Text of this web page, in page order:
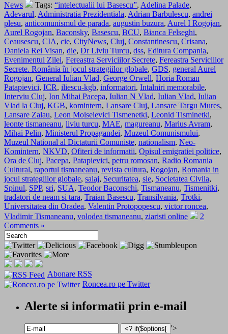
News
Tags: “intelectualii lui Basescu”, Adelina Palade,
Adevarul, Administratia Prezidentiala, Adrian Barbulescu, andrei
plesu, anticomunismul de parada, augustin buzura, Aurel I Rogojan,
Aurel Rogojan, Baconsky, Basescu, BCU, Bianca Felseghi,
Ceausescu, CIA, cie, CityNews, Cluj, Constantinescu, Crisana,
Daniela Rei Visan, die, Dr Liviu Turcu, dss, Editura Compania,
Evenimentul Zilei, Fereastra Serviciilor Secrete, Fereastra Serviciilor
Secrete. România în jocul strategiilor globale, GDS, general Aurel
Rogojan, General Iulian Vlad, George Orwell, Horia Roman
Patapievici, ICR, iliescu-kgb, informatori, Intalniri memorabile,
Interviu Cluj, Ion Mihai Pacepa, Iulian N Vlad, Iulian Vlad, Iulian
Vlad la Cluj, KGB, komintern, Lansare Cluj, Lansare Targu Mures,
Lansare Zalau, Leon Moiseievici Tismenetki, Leonid Tisminetki,
leonte tismaneanu, liviu turcu, MAE, magureanu, Marius Avram,
Mihai Pelin, Ministerul Propagandei, Muzeul Comunismului,
Muzeul National al Dictaturii Comuniste, nationalism, Neo-
Komintern, NKVD, Ofiteri de informatii, Opisul emigratiei politice,
Ora de Cluj, Pacepa, Patapievici, petru romosan, Radio Romania
Cultural, raportul tismaneanu, revista cultura, Rogojan, Romania in
jocul strategiilor globale, salaj, Securitatea, sie, Societatea Civila,
Spinul, SPP, sri, SUA, Teodor Baconschi, Tismaneanu, Tismenitki,
tradatori de neam si tara, Traian Basescu, Transilvania, Trotki,
Universitatea din Oradea, Valentin Protopopescu, victor roncea,
Vladimir Tismaneanu, volodea tismaneanu, ziaristi online
2
Comments »
Abonare RSS
Roncea.ro pe Twitter
Alerte si informatii prin e-mail
'>